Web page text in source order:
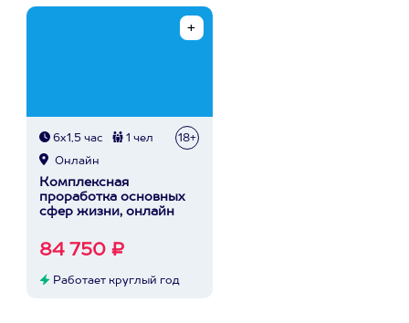
6х1,5 час 1 чел 18+
Онлайн
Комплексная
проработка основных
сфер жизни, онлайн
84 750 ₽
Работает круглый год